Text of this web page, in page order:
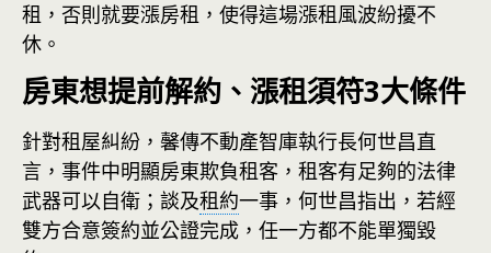
租，否則就要漲房租，使得這場漲租風波紛擾不
休。
房東想提前解約、漲租須符3大條件
針對租屋糾紛，馨傳不動產智庫執行長何世昌直
言，事件中明顯房東欺負租客，租客有足夠的法律
武器可以自衛；談及租約一事，何世昌指出，若經
雙方合意簽約並公證完成，任一方都不能單獨毀